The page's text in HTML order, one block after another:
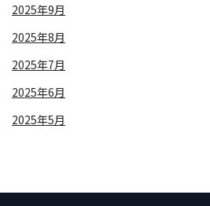
2025年9月
2025年8月
2025年7月
2025年6月
2025年5月